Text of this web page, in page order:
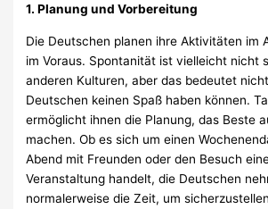
1. Planung und Vorbereitung
Die Deutschen planen ihre Aktivitäten im
im Voraus. Spontanität ist vielleicht nicht
anderen Kulturen, aber das bedeutet
Deutschen keinen Spaß haben können.
ermöglicht ihnen die Planung, das Beste
machen. Ob es sich um einen
Abend mit Freunden oder den Besuch
Veranstaltung handelt, die Deutschen
normalerweise die Zeit, um